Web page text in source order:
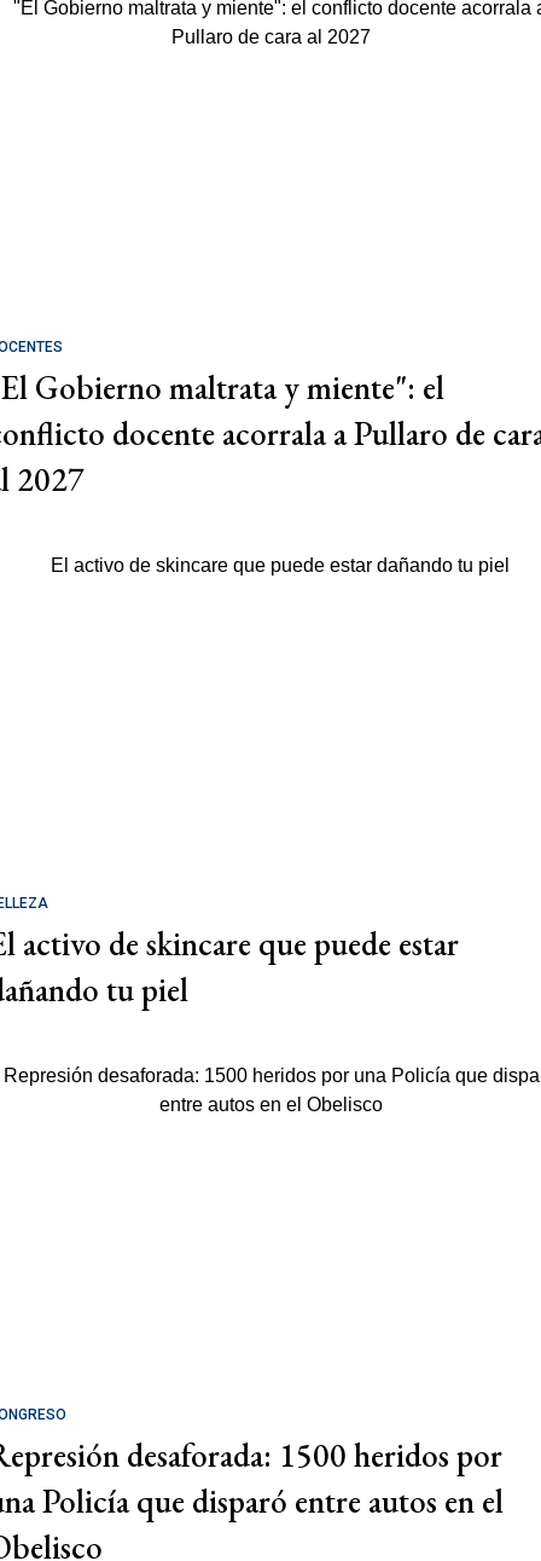
Gobierno maltrata y miente": el
docente acorrala a Pullaro de
2027
activo de skincare que puede estar
tu piel
desaforada: 1500 heridos por
Policía que disparó entre autos en el